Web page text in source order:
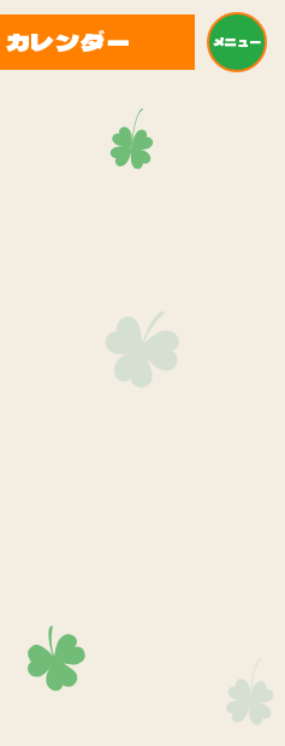
ンダー メニュー